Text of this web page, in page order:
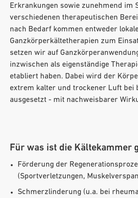
Erkrankungen sowie zunehmend im
verschiedenen therapeutischen
nach Bedarf kommen entweder
Ganzkörperkältetherapien zum
setzen wir auf
inzwischen als eigenständige
etabliert haben. Dabei wird der
extrem kalter und trockener Luft bei
ausgesetzt - mit nachweisbarer
Für was ist die Kältekammer
Förderung der
(Sportverletzungen,
Schmerzlinderung (u.a. bei